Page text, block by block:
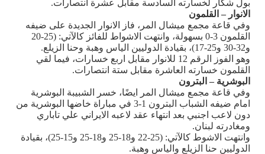
بول شكار لخسارته السادسة مقابل عشرة انتصارات.
الانوار – القلمون
وفي قاعة مجمع ميشال المر، فاز الانوار الجديدة على ضيفه
القلمون 3-0 بسهولة، وانتهت الاشواط للفائز كالآتي: (25-20
و32-30 و25-17)، بقيادة الدوليين الياس وهبة وحنا الزيلع.
وهو الفوز الرقم 12 للانوار مقابل اربع خسارات، فيما لقي
القلمون خسارته العاشرة مقابل ستة انتصارات.
البوشرية – البترون
وفي قاعة مجمع ميشال المر ايضًا، خسر الشبيبة البوشرية
امام ضيفه الشباب البترون 1-3 في مباراة خاضها البوشرية من
دون لاعب اجنبي بعد انتهاء عقد لاعبه الايراني علي تاباري
ومغادرته لبنان.
وانتهت الاشوط كالآتي: (25-22 و18-25 و18-25 و15-25)، بقيادة
الدوليين حنا الزيلع والياس وهبة.